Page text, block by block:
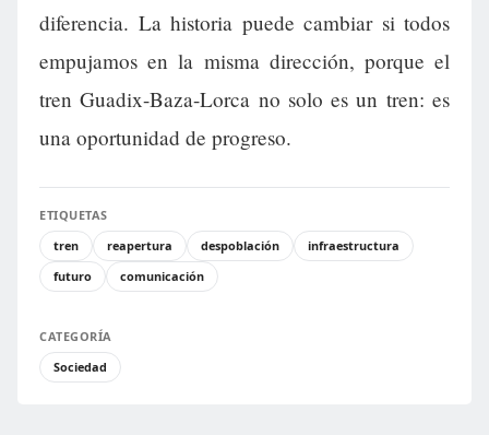
diferencia. La historia puede cambiar si todos
empujamos en la misma dirección, porque el
tren Guadix-Baza-Lorca no solo es un tren: es
una oportunidad de progreso.
ETIQUETAS
tren
reapertura despoblación
infraestructura
futuro
comunicación
CATEGORÍA
Sociedad